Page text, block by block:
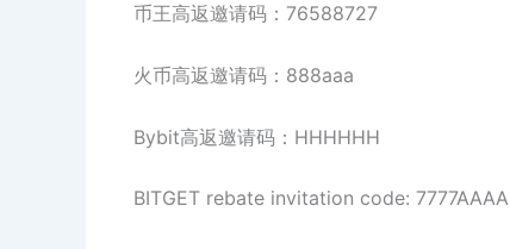
币王高返邀请码：76588727
火币高返邀请码：888aaa
Bybit高返邀请码：HHHHHH
BITGET rebate invitation code: 7777AAAA